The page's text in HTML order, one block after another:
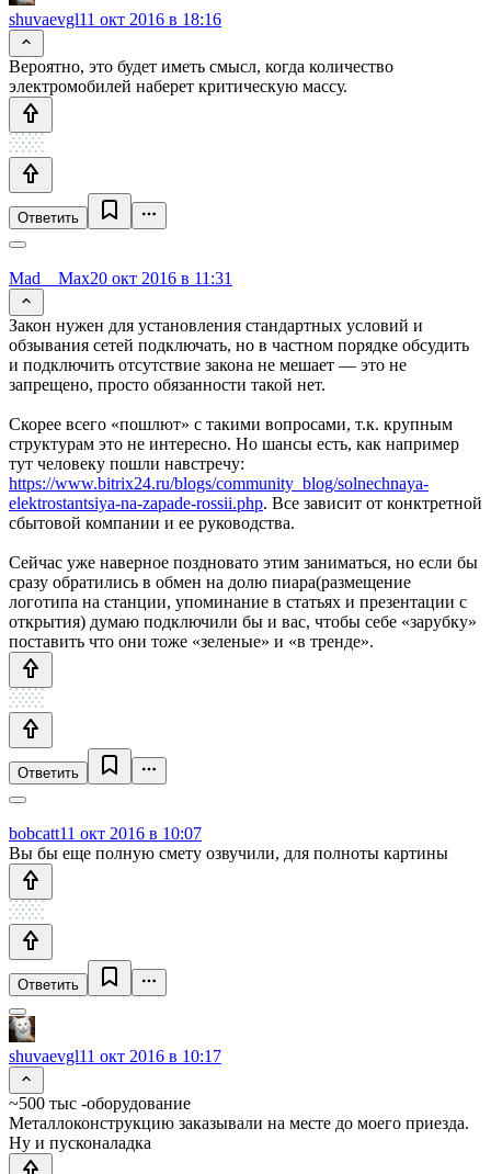
shuvaevgl11 окт 2016 в 18:16
Вероятно, это будет иметь смысл, когда количество
электромобилей наберет критическую массу.
Ответить
Mad__Max20 окт 2016 в 11:31
Закон нужен для установления стандартных условий и
обзывания сетей подключать, но в частном порядке обсудить
и подключить отсутствие закона не мешает — это не
запрещено, просто обязанности такой нет.
Скорее всего «пошлют» с такими вопросами, т.к. крупным
структурам это не интересно. Но шансы есть, как например
тут человеку пошли навстречу:
https://www.bitrix24.ru/blogs/community_blog/solnechnaya-
elektrostantsiya-na-zapade-rossii.php. Все зависит от конктретной
сбытовой компании и ее руководства.
Сейчас уже наверное поздновато этим заниматься, но если бы
сразу обратились в обмен на долю пиара(размещение
логотипа на станции, упоминание в статьях и презентации с
открытия) думаю подключили бы и вас, чтобы себе «зарубку»
поставить что они тоже «зеленые» и «в тренде».
Ответить
bobcatt11 окт 2016 в 10:07
Вы бы еще полную смету озвучили, для полноты картины
Ответить
shuvaevgl11 окт 2016 в 10:17
~500 тыс -оборудование
Металлоконструкцию заказывали на месте до моего приезда.
Ну и пусконаладка